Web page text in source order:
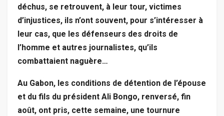
déchus, se retrouvent, à leur tour, victimes
d’injustices, ils n’ont souvent, pour s’intéresser à
leur cas, que les défenseurs des droits de
l’homme et autres journalistes, qu’ils
combattaient naguère…
Au Gabon, les conditions de détention de l’épouse
et du fils du président Ali Bongo, renversé, fin
août, ont pris, cette semaine, une tournure